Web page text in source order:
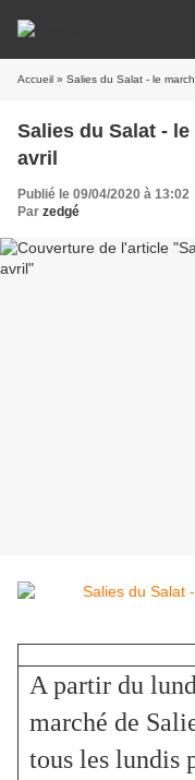
Accueil » Salies du Salat - le
Salies du Salat -
avril
Publié le 09/04/2020 à 13:02
Par zedgé
A partir du
marché de
tous les lundis